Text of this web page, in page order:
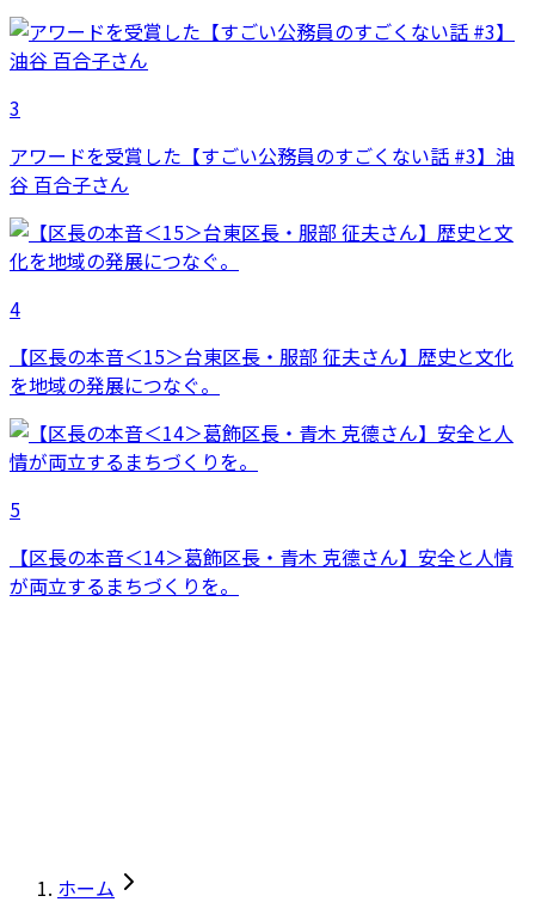
3
アワードを受賞した【すごい公務員のすごくない話 #3】油
谷 百合子さん
4
【区長の本音＜15＞台東区長・服部 征夫さん】歴史と文化
を地域の発展につなぐ。
5
【区長の本音＜14＞葛飾区長・青木 克德さん】安全と人情
が両立するまちづくりを。
ホーム